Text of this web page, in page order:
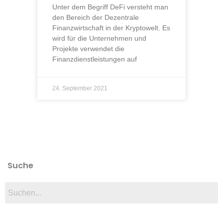
Unter dem Begriff DeFi versteht man
den Bereich der Dezentrale
Finanzwirtschaft in der Kryptowelt. Es
wird für die Unternehmen und
Projekte verwendet die
Finanzdienstleistungen auf
24. September 2021
Suche